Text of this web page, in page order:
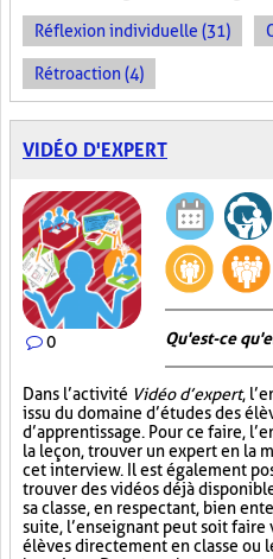
Réflexion individuelle (31)
Rétroaction (4)
VIDÉO D'EXPERT
0 Qu'est-ce
Dans l’activité Vidéo d’expert,
issu du domaine d’études des
d’apprentissage. Pour ce faire,
la leçon, trouver un expert en la
cet interview. Il est également
trouver des vidéos déjà
sa classe, en respectant, bien
suite, l’enseignant peut soit faire
élèves directement en classe ou